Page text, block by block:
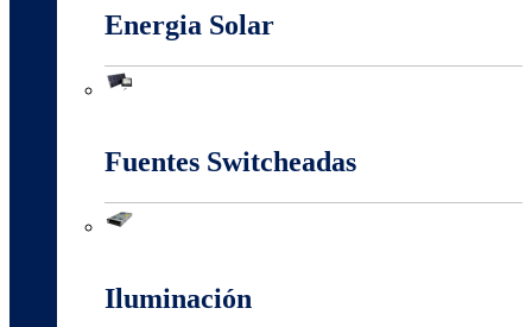
Energia Solar
Fuentes Switcheadas
Iluminación